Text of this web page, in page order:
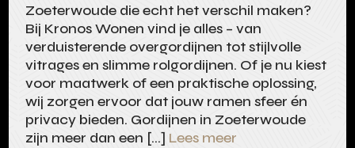
Zoeterwoude die echt het verschil maken?
Bij Kronos Wonen vind je alles – van
verduisterende overgordijnen tot stijlvolle
vitrages en slimme rolgordijnen. Of je nu kiest
voor maatwerk of een praktische oplossing,
wij zorgen ervoor dat jouw ramen sfeer én
privacy bieden. Gordijnen in Zoeterwoude
zijn meer dan een […] Lees meer